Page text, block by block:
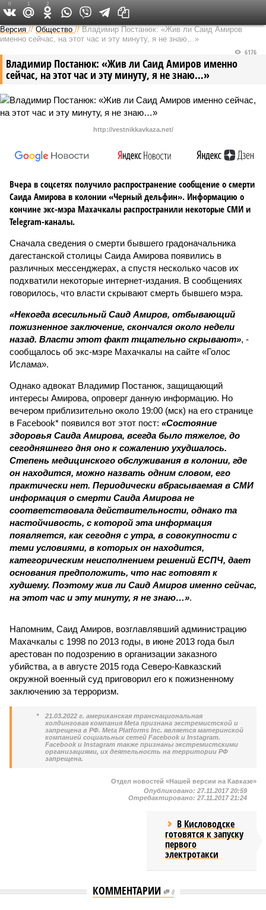
Версия на Кавказе
Версия //Общество //Владимир Постанюк: «Жив ли Саид Амиров
именно сейчас, на этот час и эту минуту, я не знаю…»
Владимир Постанюк: «Жив ли Саид Амиров именно
сейчас, на этот час и эту минуту, я не знаю…»
6176
http://vestnikkavkaza.net/
Вчера в соцсетях получило распространение сообщение о смерти
Саида Амирова в колонии «Черный дельфин». Информацию о
кончине экс-мэра Махачкалы распространили некоторые СМИ и
Telegram-каналы.
Сначала сведения о смерти бывшего градоначальника
дагестанской столицы Саида Амирова появились в
различных мессенджерах, а спустя несколько часов их
подхватили некоторые интернет-издания. В сообщениях
говорилось, что власти скрывают смерть бывшего мэра.
«Некогда всесильный Саид Амиров, отбывающий
пожизненное заключение, скончался около недели
назад. Власти этот факт тщательно скрывают», -
сообщалось об экс-мэре Махачкалы на сайте «Голос
Ислама».
Однако адвокат Владимир Постанюк, защищающий
интересы Амирова, опроверг данную информацию. Но
вечером приблизительно около 19:00 (мск) на его странице
в Facebook* появился вот этот пост: «Состояние
здоровья Саида Амирова, всегда было тяжелое, до
сегодняшнего дня оно к сожалению ухудшалось.
Степень медицинского обслуживания в колонии, где
он находится, можно назвать одним словом, его
практически нет. Периодически вбрасываемая в СМИ
информация о смерти Саида Амирова не
соответствовала действительности, однако та
настойчивость, с которой эта информация
появляется, как сегодня с утра, в совокупности с
теми условиями, в которых он находится,
категорическим неисполнением решений ЕСПЧ, дает
основания предположить, что нас готовят к
худшему. Поэтому жив ли Саид Амиров именно сейчас,
на этот час и эту минуту, я не знаю…».
Напомним, Саид Амиров, возглавлявший администрацию
Махачкалы с 1998 по 2013 годы, в июне 2013 года был
арестован по подозрению в организации заказного
убийства, а в августе 2015 года Северо-Кавказский
окружной военный суд приговорил его к пожизненному
заключению за терроризм.
*
21.03.2022 г. американская транснациональная
холдинговая компания Meta признана экстремистской и
запрещена в РФ. Meta Platforms Inc. является материнской
компанией социальных сетей Facebook и Instagram.
Facebook и Instagram также признаны экстремистскими
организациями, их деятельность на территории РФ
запрещена.
0 1 2
Отдел новостей «Нашей версии на Кавказе»
Опубликовано: 27.11.2017 20:59
Отредактировано: 27.11.2017 21:24
В Кисловодске
готовятся к запуску
первого
электротакси
КОММЕНТАРИИ 0